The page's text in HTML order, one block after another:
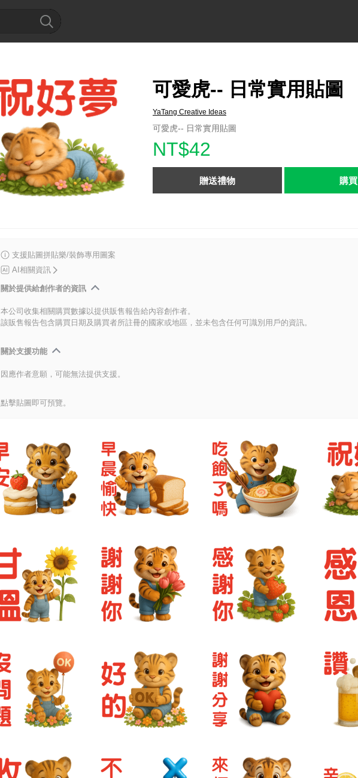
可愛虎-- 日常實用貼圖
YaTang Creative Ideas
可愛虎-- 日常實用貼圖
NT$42
贈送禮物 購買
支援貼圖拼貼樂/裝飾專用圖案
AI相關資訊
關於提供給創作者的資訊
本公司收集相關購買數據以提供販售報告給內容創作者。
該販售報告包含購買日期及購買者所註冊的國家或地區，並未包含任何可識別用戶的資訊。
關於支援功能
因應作者意願，可能無法提供支援。
點擊貼圖即可預覽。